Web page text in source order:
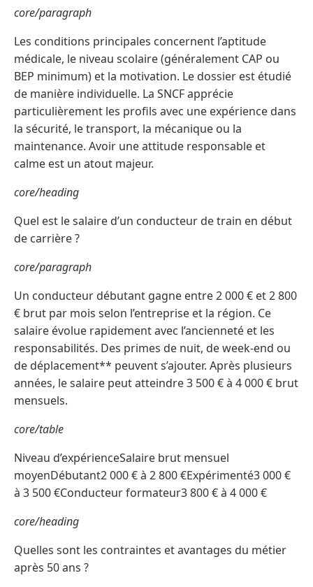
core/paragraph
Les conditions principales concernent l’aptitude
médicale, le niveau scolaire (généralement CAP ou
BEP minimum) et la motivation. Le dossier est étudié
de manière individuelle. La SNCF apprécie
particulièrement les profils avec une expérience dans
la sécurité, le transport, la mécanique ou la
maintenance. Avoir une attitude responsable et
calme est un atout majeur.
core/heading
Quel est le salaire d’un conducteur de train en début
de carrière ?
core/paragraph
Un conducteur débutant gagne entre 2 000 € et 2 800
€ brut par mois selon l’entreprise et la région. Ce
salaire évolue rapidement avec l’ancienneté et les
responsabilités. Des primes de nuit, de week-end ou
de déplacement** peuvent s’ajouter. Après plusieurs
années, le salaire peut atteindre 3 500 € à 4 000 € brut
mensuels.
core/table
Niveau d’expérienceSalaire brut mensuel
moyenDébutant2 000 € à 2 800 €Expérimenté3 000 €
à 3 500 €Conducteur formateur3 800 € à 4 000 €
core/heading
Quelles sont les contraintes et avantages du métier
après 50 ans ?